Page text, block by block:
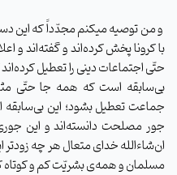
و من توصیه میکنم مجدّداً که این
با کرونا پخش کرده‌اند و گفته‌اند و
حتّی اجتماعات دینی را تعطیل
بی‌سابقه است که همه جا حتّی
جماعت تعطیل بشود؛ این
جور مصلحت دانسته‌اند و این جوری
ان‌شاءالله خدای متعال هر چه زودتر
مسلمان و همه‌ی بشریّت کم و کوتاه